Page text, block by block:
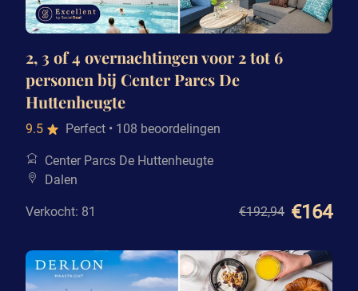
2, 3 of 4 overnachtingen voor 2 tot 6
personen bij Center Parcs De
Huttenheugte
9.5 Perfect • 108 beoordelingen
Center Parcs De Huttenheugte
Dalen
Verkocht: 81 €192,94 €164